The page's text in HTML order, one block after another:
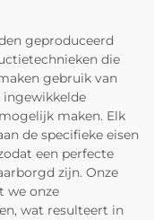
geproduceerd
die
gebruik van
ingewikkelde
maken. Elk
de specifieke eisen
een perfecte
zijn. Onze
we onze
wat resulteert in